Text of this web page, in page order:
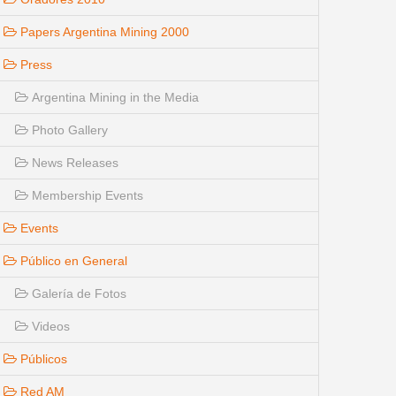
Papers Argentina Mining 2000
Press
Argentina Mining in the Media
Photo Gallery
News Releases
Membership Events
Events
Público en General
Galería de Fotos
Videos
Públicos
Red AM